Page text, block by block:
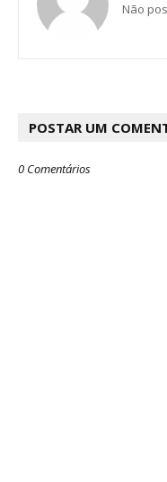
Não
POSTAR UM
0 Comentários